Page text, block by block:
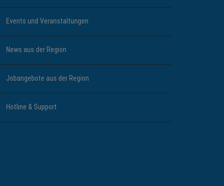
Events und Veranstaltungen
News aus der Region
Jobangebote aus der Region
Hotline & Support